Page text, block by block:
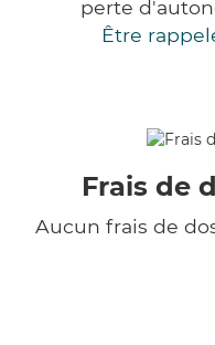
perte
Être
Frais de
Aucun frais de